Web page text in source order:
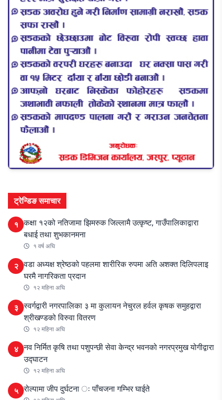
ट्रेन्डिङ समाचार
१ कक्षा १२को नतिजामा झिमरुक जिल्लामै उत्कृष्ट, गाउँपालिकाद्वारा
बधाई तथा शुभकानमना
१ वर्ष अघि
२ वडा अध्यक्ष श्रेष्ठको पहलमा शारीरिक रुपमा अति अशक्त दिलिपलाइ
घरमै नागरिकता प्रदान
१२ महिना अघि
३ स्वर्गद्वारी नगरपालिका ३ मा कुलायन नेचुरल हर्वल कृषक समुहद्वारा
श्रीखण्डको विरुवा वितरण
१२ महिना अघि
४ नव निर्मित कृषि तथा पशुपन्छी सेवा केन्द्र भवनको नगरप्रमुख योगीद्वारा
उद्घाटन
१२ महिना अघि
५ रोल्पामा जीप दुर्घटना ः पाँचजना गम्भिर घाईते